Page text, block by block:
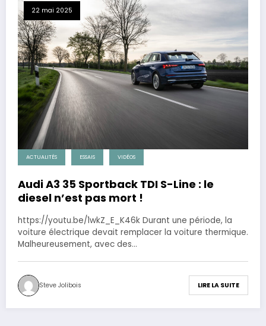
22 mai 2025
ACTUALITÉS ESSAIS VIDÉOS
Audi A3 35 Sportback TDI S-Line : le
diesel n’est pas mort !
https://youtu.be/1wkZ_E_K46k Durant une période, la
voiture électrique devait remplacer la voiture thermique.
Malheureusement, avec des…
Steve Jolibois LIRE LA SUITE